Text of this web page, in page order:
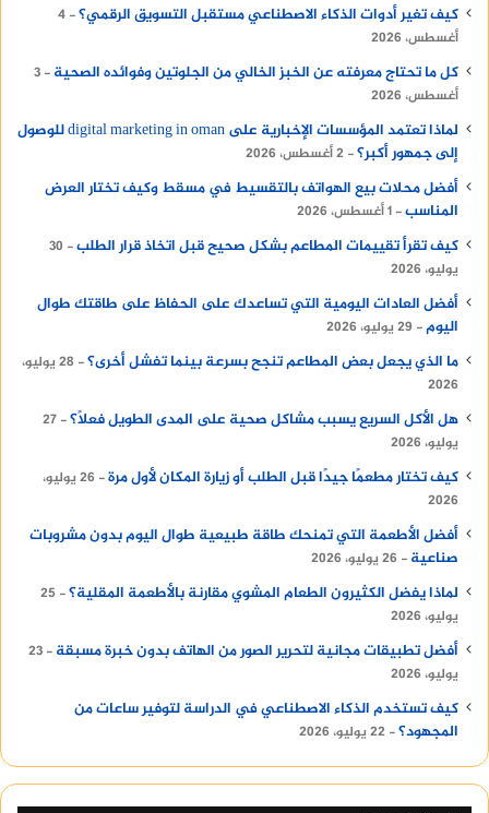
كيف تغير أدوات الذكاء الاصطناعي مستقبل التسويق الرقمي؟ 4
أغسطس، 2026
كل ما تحتاج معرفته عن الخبز الخالي من الجلوتين وفوائده الصحية
3
أغسطس، 2026
لماذا تعتمد المؤسسات الإخبارية على digital marketing in oman للوصول
إلى جمهور أكبر؟ 2 أغسطس، 2026
أفضل محلات بيع الهواتف بالتقسيط في مسقط وكيف تختار العرض
المناسب 1 أغسطس، 2026
كيف تقرأ تقييمات المطاعم بشكل صحيح قبل اتخاذ قرار الطلب
30
يوليو، 2026
أفضل العادات اليومية التي تساعدك على الحفاظ على طاقتك طوال
اليوم
29 يوليو، 2026
ما الذي يجعل بعض المطاعم تنجح بسرعة بينما تفشل أخرى؟
28 يوليو،
2026
هل الأكل السريع يسبب مشاكل صحية على المدى الطويل فعلًا؟ 27
يوليو، 2026
كيف تختار مطعمًا جيدًا قبل الطلب أو زيارة المكان لأول مرة
26 يوليو،
2026
أفضل الأطعمة التي تمنحك طاقة طبيعية طوال اليوم بدون مشروبات
صناعية
26 يوليو، 2026
لماذا يفضل الكثيرون الطعام المشوي مقارنة بالأطعمة المقلية؟
25
يوليو، 2026
أفضل تطبيقات مجانية لتحرير الصور من الهاتف بدون خبرة مسبقة
23
يوليو، 2026
كيف تستخدم الذكاء الاصطناعي في الدراسة لتوفير ساعات من
المجهود؟ 22 يوليو، 2026